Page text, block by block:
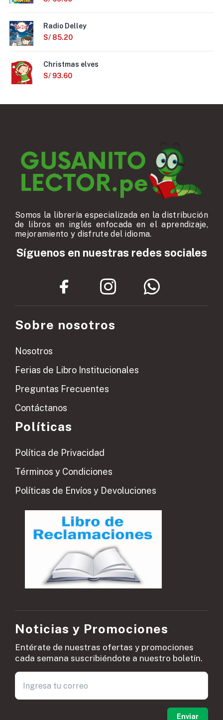
Radio Delley
S/ 85.20
Christmas elves
S/ 93.60
Somos la librería especializada en la distribución
de libros en inglés enfocada en el aprendizaje,
mejoramiento y disfrute del idioma.
Síguenos en nuestras redes sociales
Sobre nosotros
Nosotros
Ferias de Libro Institucionales
Preguntas Frecuentes
Contáctanos
Políticas
Política de Privacidad
Términos y Condiciones
Políticas de Envíos y Devoluciones
Noticias y Promociones
Entérate de nuestras ofertas y promociones
cada semana suscribiéndote a nuestro boletín.